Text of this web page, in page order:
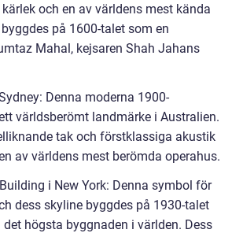
och en av världens mest kända
på 1600-talet som en
Mahal, kejsaren Shah Jahans
Denna moderna 1900-
världsberömt landmärke i Australien.
tak och förstklassiga akustik
av världens mest berömda operahus.
i New York: Denna symbol för
dess skyline byggdes på 1930-talet
högsta byggnaden i världen. Dess